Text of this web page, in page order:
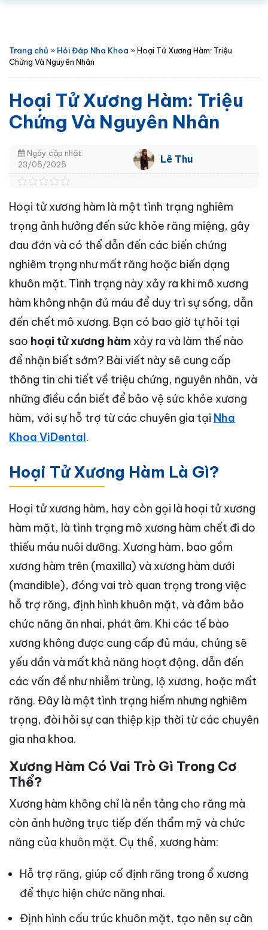
Trang chủ » Hỏi Đáp Nha Khoa »Hoại Tử Xương Hàm: Triệu
Chứng Và Nguyên Nhân
Hoại Tử Xương Hàm: Triệu
Chứng Và Nguyên Nhân
Ngày cập nhật:
23/05/2025
Lê Thu
Hoại tử xương hàm là một tình trạng nghiêm
trọng ảnh hưởng đến sức khỏe răng miệng, gây
đau đớn và có thể dẫn đến các biến chứng
nghiêm trọng như mất răng hoặc biến dạng
khuôn mặt. Tình trạng này xảy ra khi mô xương
hàm không nhận đủ máu để duy trì sự sống, dẫn
đến chết mô xương. Bạn có bao giờ tự hỏi tại
sao hoại tử xương hàm xảy ra và làm thế nào
để nhận biết sớm? Bài viết này sẽ cung cấp
thông tin chi tiết về triệu chứng, nguyên nhân, và
những điều cần biết để bảo vệ sức khỏe xương
hàm, với sự hỗ trợ từ các chuyên gia tại Nha
Khoa ViDental.
Hoại Tử Xương Hàm Là Gì?
Hoại tử xương hàm, hay còn gọi là hoại tử xương
hàm mặt, là tình trạng mô xương hàm chết đi do
thiếu máu nuôi dưỡng. Xương hàm, bao gồm
xương hàm trên (maxilla) và xương hàm dưới
(mandible), đóng vai trò quan trọng trong việc
hỗ trợ răng, định hình khuôn mặt, và đảm bảo
chức năng ăn nhai, phát âm. Khi các tế bào
xương không được cung cấp đủ máu, chúng sẽ
yếu dần và mất khả năng hoạt động, dẫn đến
các vấn đề như nhiễm trùng, lộ xương, hoặc mất
răng. Đây là một tình trạng hiếm nhưng nghiêm
trọng, đòi hỏi sự can thiệp kịp thời từ các chuyên
gia nha khoa.
Xương Hàm Có Vai Trò Gì Trong Cơ
Thể?
Xương hàm không chỉ là nền tảng cho răng mà
còn ảnh hưởng trực tiếp đến thẩm mỹ và chức
năng của khuôn mặt. Cụ thể, xương hàm:
Hỗ trợ răng, giúp cố định răng trong ổ xương
để thực hiện chức năng nhai.
Định hình cấu trúc khuôn mặt, tạo nên sự cân